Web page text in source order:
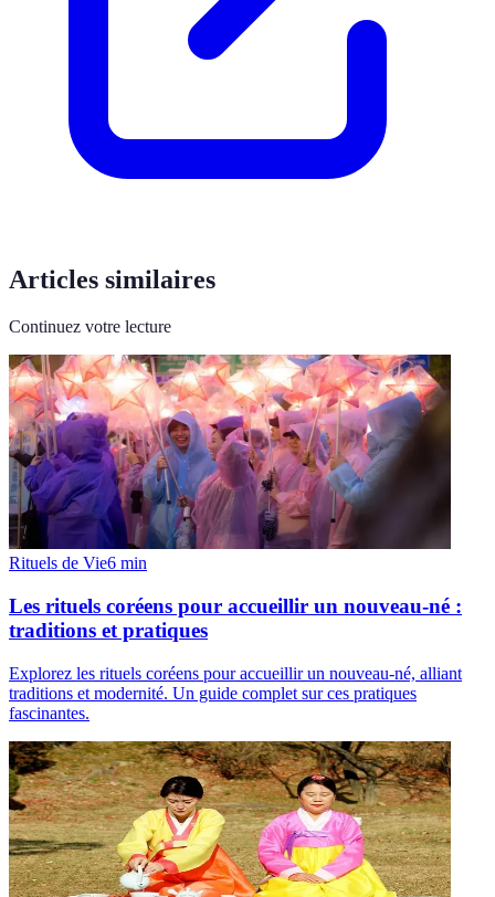
Articles similaires
Continuez votre lecture
Rituels de Vie6 min
Les rituels coréens pour accueillir un nouveau-né :
traditions et pratiques
Explorez les rituels coréens pour accueillir un nouveau-né, alliant
traditions et modernité. Un guide complet sur ces pratiques
fascinantes.